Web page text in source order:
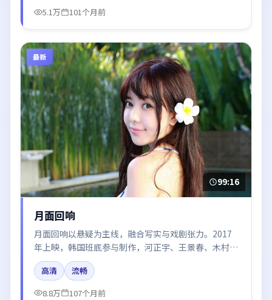
5.1万
101个月前
最新
99:16
月面回响
月面回响以悬疑为主线，融合写实与戏剧张力。2017
年上映，韩国班底参与制作，河正宇、王景春、木村拓
哉在片中呈现细腻表演，影像风格统一，配乐与剪辑强
化了情绪曲线。
高清
流畅
8.8万
107个月前